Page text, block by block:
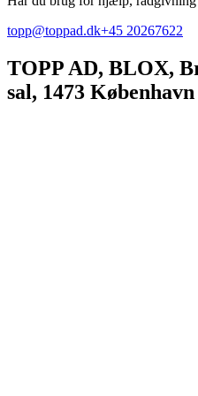
topp@toppad.dk+45 20267622
TOPP AD, BLOX,
sal, 1473